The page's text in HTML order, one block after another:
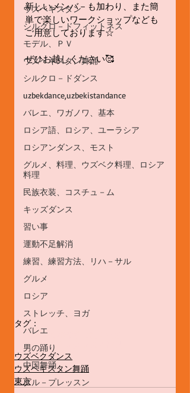
ウズベキスタン
シルクロ－ドフィットネス
モデル、ＰＶ
ウズベキスタン舞踊
シルクロ－ドダンス
uzbekdance,uzbekistandance
バレエ、ワガノワ、基本
ロシア語、ロシア、ユーラシア
ロシアンダンス、モスト
グルメ、料理、ウズベク料理、ロシア
料理
民族衣装、コスチュ－ム
キッズダンス
習い事
運動不足解消
練習、練習方法、リハ－サル
グルメ
ロシア
ストレッチ、ヨガ
バレエ
男の踊り
中国舞踊
グル－プレッスン
新しいメンバ－も加わり、また簡
単で楽しいワークショップなども
ご用意しております☆
ぜひお越しください🥰
タグ：
イベント
ウズベキスタンダンスの作品
ウズベクダンス
ウズベキスタン舞踊
東京